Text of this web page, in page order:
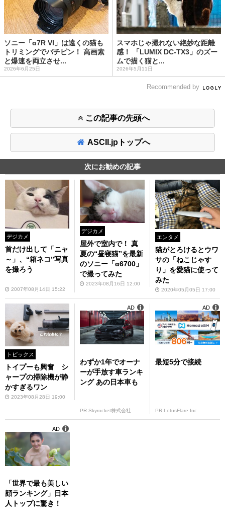
ソニー「α7R VI」は遠くの猫も
トリミングでバチピン！ 高画素
と爆速を両立させ...
2026年6月25日
スマホじゃ撮れない絶妙な距離
感！ 「LUMIX DC-TX3」のズー
ムで描く猫と...
2026年5月11日
Recommended by
この記事の先頭へ
ASCII.jpトップへ
次にお勧めの記事
デジカメ
首だけ出して「ニャ
～」、“箱ネコ”写真
を撮ろう
2007年08月14日 15:22
デジカメ
屋外で室内で！ 真
夏の“昼寝猫”を最新
のソニー「α6700」
で撮ってみた
2023年08月16日 12:00
エンタメ
猫がとろけるとウワ
サの「ねこじゃす
り」を愛猫に使って
みた
2020年05月05日 17:00
トピックス
トイプーも興奮 シ
ャープの掃除機が静
かすぎるワン
2023年08月28日 19:00
わずか1年でオーナ
ーが手放す車ランキ
ング あの日本車も
PR Skyrocket株式会社
AD
最短5分で接続
PR LotusFlare Inc
AD
「世界で最も美しい
顔ランキング」日本
人トップに驚き！
AD